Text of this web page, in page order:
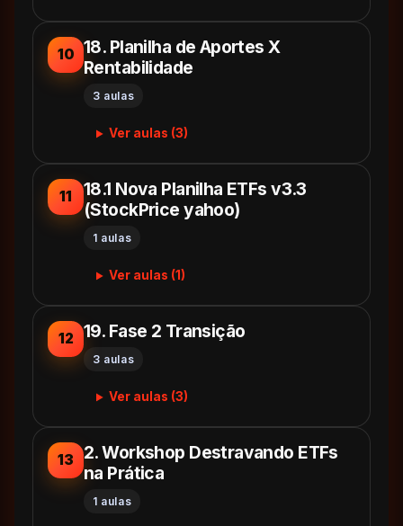
10 18. Planilha de Aportes X
Rentabilidade
3 aulas
Ver aulas (3)
11
18.1 Nova Planilha ETFs v3.3
(StockPrice yahoo)
1 aulas
Ver aulas (1)
12 19. Fase 2 Transição
3 aulas
Ver aulas (3)
13
2. Workshop Destravando ETFs
na Prática
1 aulas